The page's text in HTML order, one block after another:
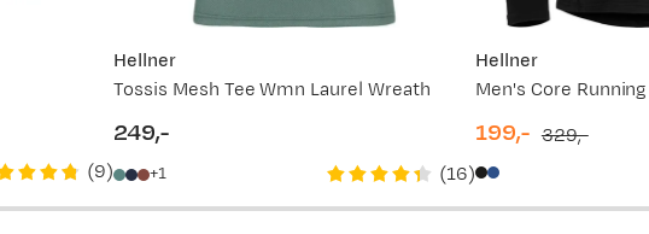
(9)
Hellner
Tossis Mesh Tee Wmn Laurel Wreath
249,-
1 (16)
Hellner
price
199,-
price
329,-